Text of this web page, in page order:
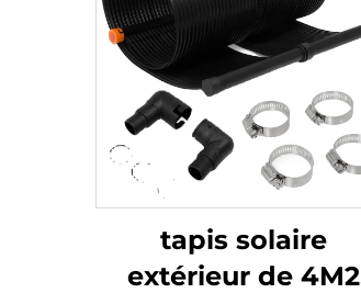
tapis solaire
extérieur de 4M2